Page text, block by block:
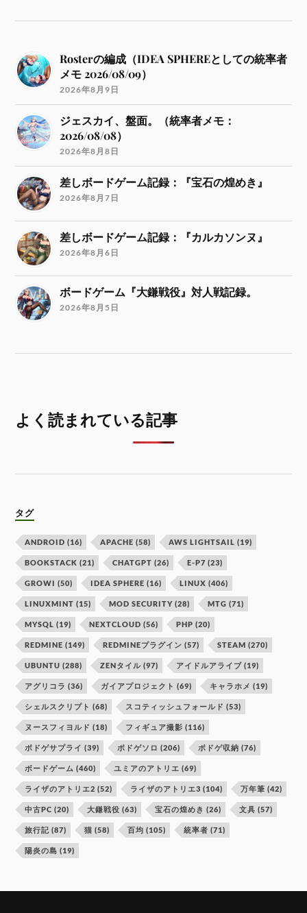
Rosterの編成（IDEA SPHEREとしての統率者
メモ 2026/08/09）
2026年8月9日
ジェスカイ、盤面。（統率者メモ：
2026/08/08）
2026年8月8日
差しボードゲーム記録：『宝石の煌めき』
2026年8月7日
差しボードゲーム記録：『カルカソンヌ』
2026年8月6日
ボードゲーム『大鎌戦役』対人戦記録。
2026年8月5日
よく読まれている記事
タグ
ANDROID (16) APACHE (58) AWS LIGHTSAIL (19)
BOOKSTACK (21) CHATGPT (26) E-P7 (23)
GROWI (50) IDEA SPHERE (16) LINUX (406)
LINUXMINT (15) MOD SECURITY (28) MTG (71)
MYSQL (19) NEXTCLOUD (56) PHP (20)
REDMINE (149) REDMINEプラグイン (57) STEAM (270)
UBUNTU (288) ZENタイル (97) アイドルアライブ (19)
アグリコラ (36) ガイアプロジェクト (69) キャラホメ (19)
シェルスクリプト (68) スコティッシュフォールド (53)
ヌースフィヨルド (18) フィギュア撮影 (116)
ボドゲサプライ (39) ボドゲソロ (206) ボドゲ収納 (76)
ボードゲーム (460) ユミアのアトリエ (69)
ライザのアトリエ2 (52) ライザのアトリエ3 (104) 万年筆 (42)
中古PC (20) 大鎌戦役 (63) 宝石の煌めき (26) 文具 (57)
旅行記 (87) 猫 (58) 百均 (105) 統率者 (71)
陽炎の島 (19)